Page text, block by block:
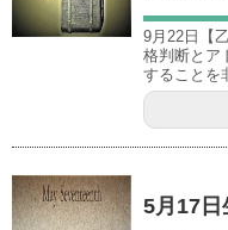
9月22日【
格判断とア
することを
5月17日